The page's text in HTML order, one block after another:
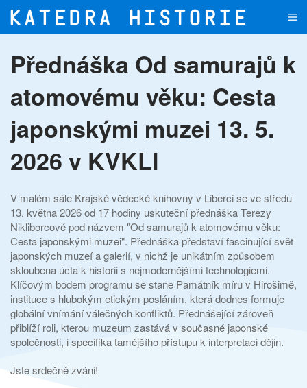
Přejít na hlavní obsah
Přednáška Od samurajů k
atomovému věku: Cesta
japonskými muzei 13. 5.
2026 v KVKLI
V malém sále Krajské vědecké knihovny v Liberci se ve středu
13. května 2026 od 17 hodiny uskuteční přednáška Terezy
Nikliborcové pod názvem "Od samurajů k atomovému věku:
Cesta japonskými muzei". Přednáška představí fascinující svět
japonských muzeí a galerií, v nichž je unikátním způsobem
skloubena úcta k historii s nejmodernějšími technologiemi.
Klíčovým bodem programu se stane Památník míru v Hirošimě,
instituce s hlubokým etickým posláním, která dodnes formuje
globální vnímání válečných konfliktů. Přednášející zároveň
přiblíží roli, kterou muzeum zastává v současné japonské
společnosti, i specifika tamějšího přístupu k interpretaci dějin.
Jste srdečně zváni!